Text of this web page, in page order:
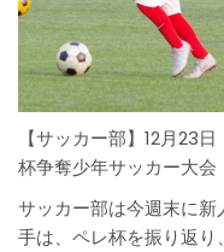
【サッカー部】12月23
杯争奪少年サッカー大
サッカー部は今週末に
手は、ペレ杯を振り返